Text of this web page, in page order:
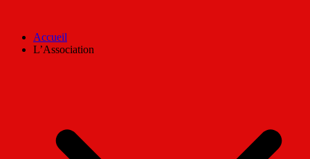
Accueil
L’Association